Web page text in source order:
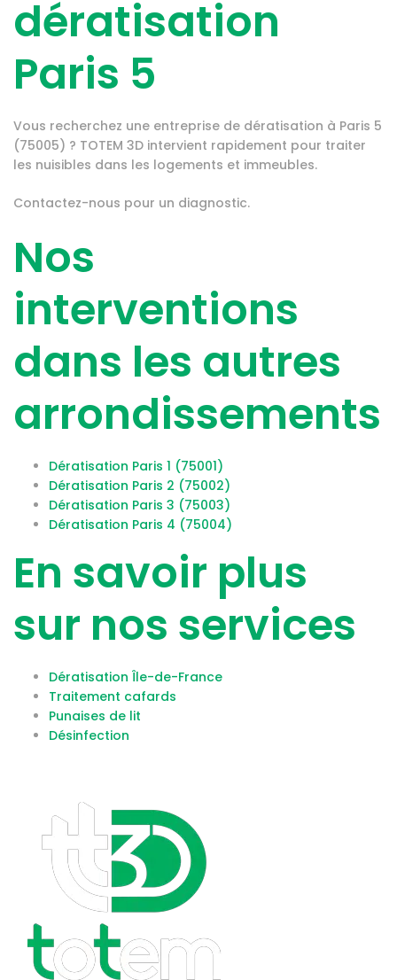
dératisation
Paris 5
Vous recherchez une entreprise de dératisation à Paris 5
(75005) ? TOTEM 3D intervient rapidement pour traiter
les nuisibles dans les logements et immeubles.
Contactez-nous pour un diagnostic.
Nos
interventions
dans les autres
arrondissements
Dératisation Paris 1 (75001)
Dératisation Paris 2 (75002)
Dératisation Paris 3 (75003)
Dératisation Paris 4 (75004)
En savoir plus
sur nos services
Dératisation Île-de-France
Traitement cafards
Punaises de lit
Désinfection